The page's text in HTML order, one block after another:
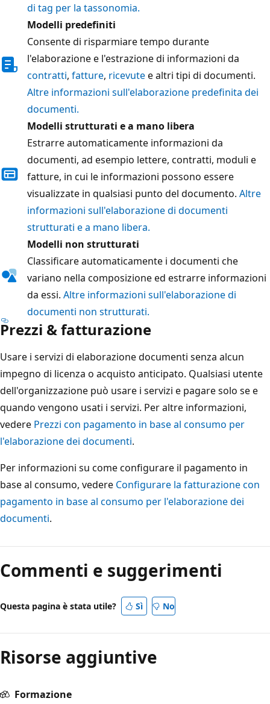
di tag per la tassonomia.
Modelli predefiniti
Consente di risparmiare tempo durante
l'elaborazione e l'estrazione di informazioni da
contratti, fatture, ricevutee altri tipi di documenti.
Altre informazioni sull'elaborazione predefinita dei
documenti.
Modelli strutturati e a mano libera
Estrarre automaticamente informazioni da
documenti, ad esempio lettere, contratti, moduli e
fatture, in cui le informazioni possono essere
visualizzate in qualsiasi punto del documento. Altre
informazioni sull'elaborazione di documenti
strutturati e a mano libera.
Modelli non strutturati
Classificare automaticamente i documenti che
variano nella composizione ed estrarre informazioni
da essi. Altre informazioni sull'elaborazione di
documenti non strutturati.
Prezzi & fatturazione
Usare i servizi di elaborazione documenti senza alcun
impegno di licenza o acquisto anticipato. Qualsiasi utente
dell'organizzazione può usare i servizi e pagare solo se e
quando vengono usati i servizi. Per altre informazioni,
vedere Prezzi con pagamento in base al consumo per
l'elaborazione dei documenti.
Per informazioni su come configurare il pagamento in
base al consumo, vedere Configurare la fatturazione con
pagamento in base al consumo per l'elaborazione dei
documenti.
Commenti e suggerimenti
Questa pagina è stata utile? Sì No
Risorse aggiuntive
Formazione